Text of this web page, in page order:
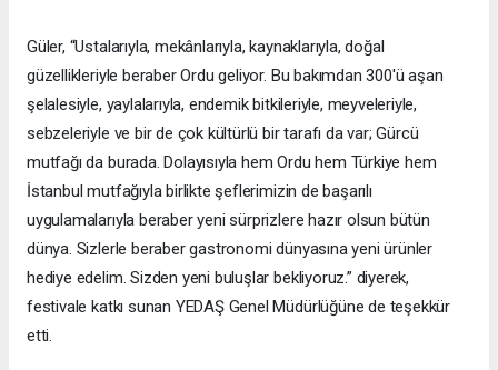
Güler, “Ustalarıyla, mekânlarıyla, kaynaklarıyla, doğal
güzellikleriyle beraber Ordu geliyor. Bu bakımdan 300'ü aşan
şelalesiyle, yaylalarıyla, endemik bitkileriyle, meyveleriyle,
sebzeleriyle ve bir de çok kültürlü bir tarafı da var; Gürcü
mutfağı da burada. Dolayısıyla hem Ordu hem Türkiye hem
İstanbul mutfağıyla birlikte şeflerimizin de başarılı
uygulamalarıyla beraber yeni sürprizlere hazır olsun bütün
dünya. Sizlerle beraber gastronomi dünyasına yeni ürünler
hediye edelim. Sizden yeni buluşlar bekliyoruz.” diyerek,
festivale katkı sunan YEDAŞ Genel Müdürlüğüne de teşekkür
etti.